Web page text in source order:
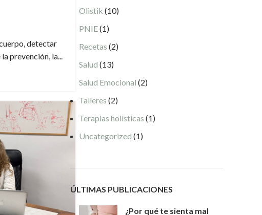
detectar
prevención, la...
Olistik (10)
PNIE(1)
Recetas (2)
Salud (13)
Salud Emocional (2)
Talleres (2)
Terapias holísticas (1)
Uncategorized (1)
ÚLTIMAS PUBLICACIONES
¿Por qué te sienta mal